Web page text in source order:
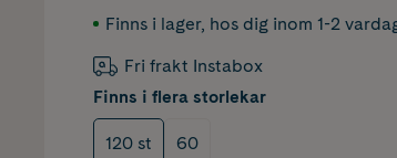
Finns i lager, hos dig inom 1-2
Fri frakt Instabox
Finns i flera storlekar
120 st 60